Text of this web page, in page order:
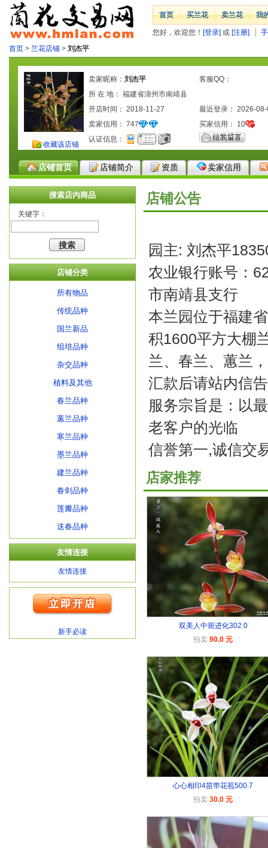
首页 买兰花 卖兰花 我
您好，欢迎您！ [登录] 或 [注册]
首页 > 兰花店铺 > 刘杰平
收藏该店铺
卖家昵称： 刘杰平
客服QQ：
所 在 地： 福建省漳州市南靖县
开店时间： 2018-11-27
最近登录： 2026-
卖家信用： 747 买家信用： 10
认证信息：
店铺首页 店铺简介 资质 卖家信用
搜索店内商品
关键字：
店铺分类
所有物品
传统品种
国兰新品
组培品种
杂交品种
植料及其他
春兰品种
蕙兰品种
寒兰品种
墨兰品种
建兰品种
春剑品种
莲瓣品种
送春品种
友情连接
友情连接
新手必读
店铺公告
园主: 刘杰平
农业银行账号：
市南靖县支行
本兰园位于福建
积1600平方大棚
兰、春兰、蕙兰
汇款后请站内信
服务宗旨是：以
老客户的光临
信誉第一,诚信交
店家推荐
双美人中斑进化302.0
拍卖 90.0 元
心心相印4苗带花苞500.7
拍卖 30.0 元